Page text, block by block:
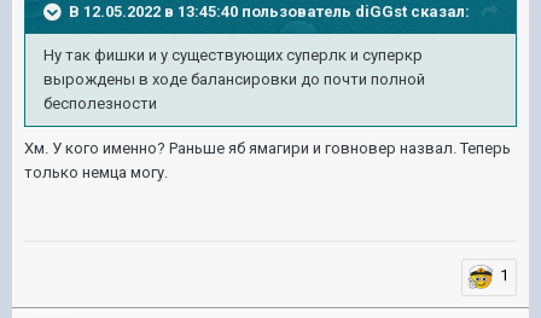
В 12.05.2022 в 13:45:40 пользователь diGGst сказал:
Ну так фишки и у существующих суперлк и суперкр
вырождены в ходе балансировки до почти полной
бесполезности
Хм. У кого именно? Раньше яб ямагири и говновер назвал. Теперь
только немца могу.
1